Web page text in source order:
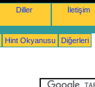
Diller İletişim
Hint Okyanusu Diğerleri